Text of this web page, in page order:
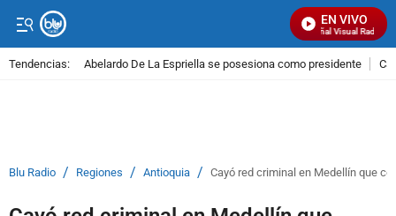
EN VIVO
Señal Visual Radio
Tendencias: Abelardo De La Espriella se posesiona como presidente
Blu Radio / Regiones / Antioquia / Cayó red criminal en Medellín que